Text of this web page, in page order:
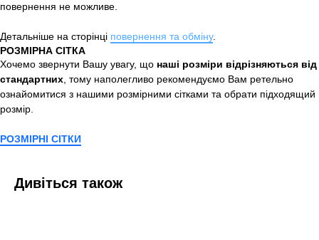
повернення не можливе.
Детальніше на сторінці повернення та обміну.
РОЗМІРНА СІТКА
Хочемо звернути Вашу увагу, що наші розміри відрізняються від
стандартних, тому наполегливо рекомендуємо Вам ретельно
ознайомитися з нашими розмірними сітками та обрати підходящий
розмір.
РОЗМІРНІ СІТКИ
Дивіться також